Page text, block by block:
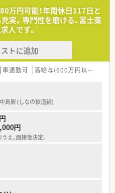
ュ休暇制度が用意されており、プ
間もしっかりと確保できる環境で
切に行うことで、月平均の残業時
えられている非常に健康的な職場で
万円可能！年間休日117日と
実。専門性を磨ける、富士薬
人です。
トに追加
車通勤可 高給与(600万円以上)
島駅 (しなの鉄道線)
円
え、面接後決定。